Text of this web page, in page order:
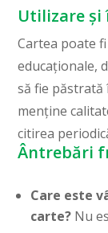
Utilizare
Cartea poate
educaționale,
să fie
menține
citirea
Ântrebări
Care este
carte? Nu